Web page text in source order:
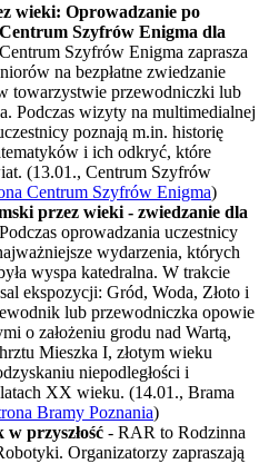
wieki: Oprowadzanie po
Szyfrów Enigma dla
Centrum Szyfrów Enigma zaprasza
na bezpłatne zwiedzanie
towarzystwie przewodniczki lub
Podczas wizyty na multimedialnej
poznają m.in. historię
i ich odkryć, które
(13.01., Centrum Szyfrów
Centrum Szyfrów Enigma)
przez wieki - zwiedzanie dla
oprowadzania uczestnicy
wydarzenia, których
wyspa katedralna. W trakcie
ekspozycji: Gród, Woda, Złoto i
lub przewodniczka opowie
o założeniu grodu nad Wartą,
Mieszka I, złotym wieku
niepodległości i
XX wieku. (14.01., Brama
Bramy Poznania)
przyszłość - RAR to Rodzinna
Organizatorzy zapraszają